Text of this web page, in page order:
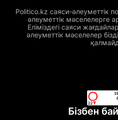
Politico.kz саяси-әлеуметтік
әлеуметтік мәселелерге
Еліміздегі саяси
әлеуметтік мәселелер
Бізбен